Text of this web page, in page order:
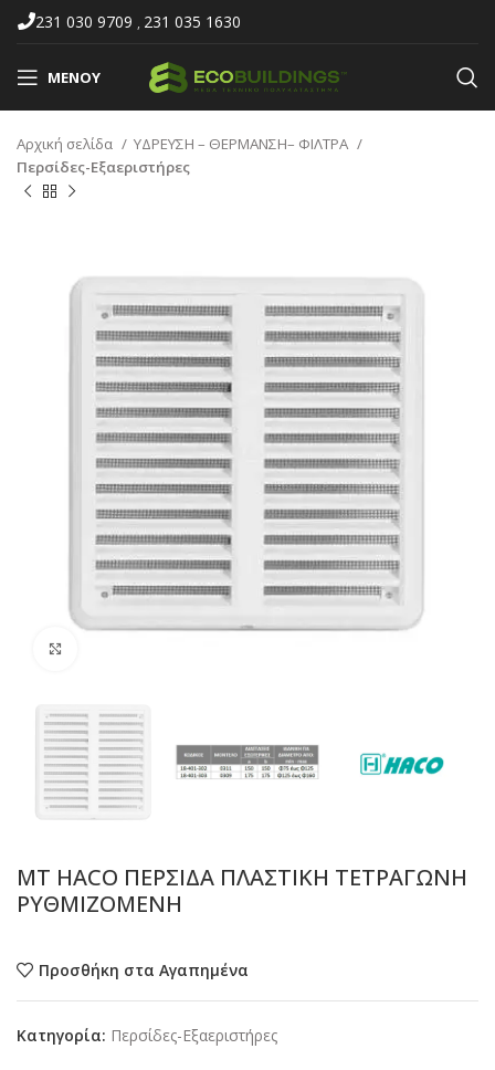
231 030 9709 , 231 035 1630
ΜΕΝΟΎ
Αρχική σελίδα
ΥΔΡΕΥΣΗ – ΘΕΡΜΑΝΣΗ– ΦΙΛΤΡΑ
Περσίδες-Εξαεριστήρες
MT HACO ΠΕΡΣΙΔΑ ΠΛΑΣΤΙΚΗ ΤΕΤΡΑΓΩΝΗ
ΡΥΘΜΙΖΟΜΕΝΗ
Προσθήκη στα Αγαπημένα
Κατηγορία: Περσίδες-Εξαεριστήρες